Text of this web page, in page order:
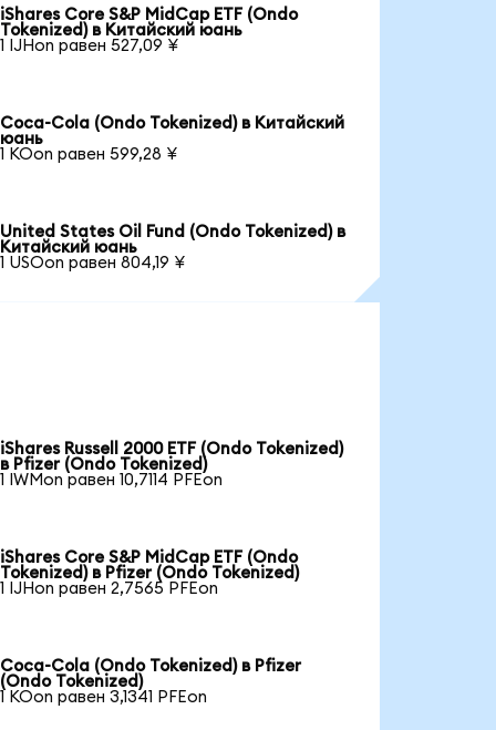
iShares Core S&P MidCap ETF (Ondo
Tokenized) в Китайский юань
1 IJHon равен 527,09 ¥
Coca-Cola (Ondo Tokenized) в Китайский
юань
1 KOon равен 599,28 ¥
United States Oil Fund (Ondo Tokenized) в
Китайский юань
1 USOon равен 804,19 ¥
iShares Russell 2000 ETF (Ondo Tokenized)
в Pfizer (Ondo Tokenized)
1 IWMon равен 10,7114 PFEon
iShares Core S&P MidCap ETF (Ondo
Tokenized) в Pfizer (Ondo Tokenized)
1 IJHon равен 2,7565 PFEon
Coca-Cola (Ondo Tokenized) в Pfizer
(Ondo Tokenized)
1 KOon равен 3,1341 PFEon